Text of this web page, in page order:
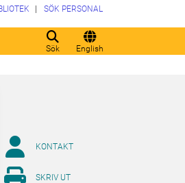
Sök English
SÖK PERSONAL
KONTAKT
SKRIV UT